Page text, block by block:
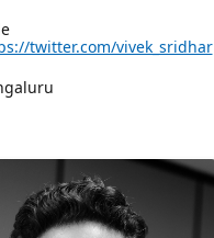
twitter.com/vivek_sridhar